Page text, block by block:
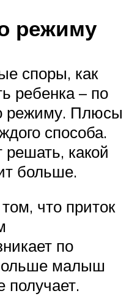
режиму
споры, как
ребенка – по
режиму. Плюсы
способа.
какой
больше.
что приток
по
малыш
получает.